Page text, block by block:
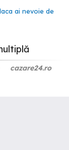
ai nevoie de
cazare24.ro